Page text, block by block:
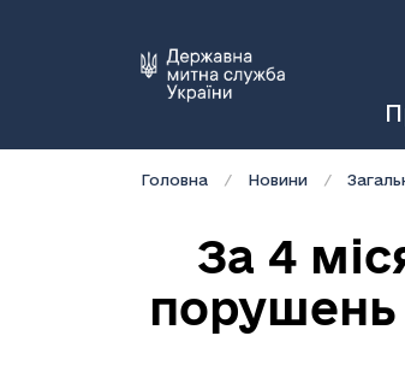
Головна Новини
За 4
порушень